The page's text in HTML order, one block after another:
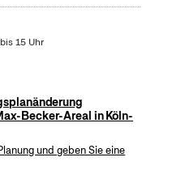
15 Uhr
Becker-Areal in Köln-
und geben Sie eine